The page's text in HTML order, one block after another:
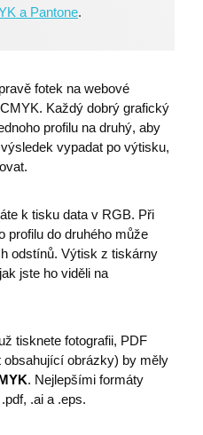
a Pantone.
fotek na webové
Každý dobrý grafický
profilu na druhý, aby
vypadat po výtisku,
k tisku data v RGB. Při
profilu do druhého může
odstínů. Výtisk z tiskárny
jste ho viděli na
tisknete fotografii, PDF
obsahující obrázky) by měly
. Nejlepšími formáty
.ai a .eps.